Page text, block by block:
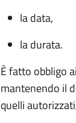
la data,
la durata.
È fatto obbligo
mantenendo il
quelli